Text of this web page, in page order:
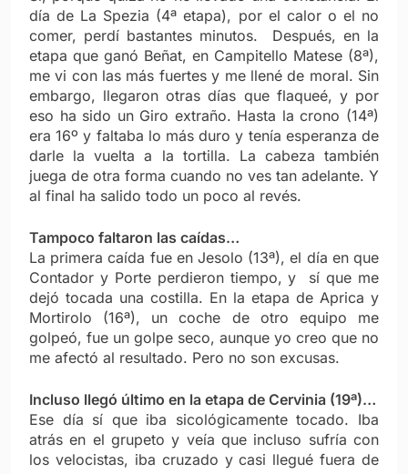
día de La Spezia (4ª etapa), por el calor o el no
comer, perdí bastantes minutos. Después, en la
etapa que ganó Beñat, en Campitello Matese (8ª),
me vi con las más fuertes y me llené de moral. Sin
embargo, llegaron otras días que flaqueé, y por
eso ha sido un Giro extraño. Hasta la crono (14ª)
era 16º y faltaba lo más duro y tenía esperanza de
darle la vuelta a la tortilla. La cabeza también
juega de otra forma cuando no ves tan adelante. Y
al final ha salido todo un poco al revés.
Tampoco faltaron las caídas…
La primera caída fue en Jesolo (13ª), el día en que
Contador y Porte perdieron tiempo, y sí que me
dejó tocada una costilla. En la etapa de Aprica y
Mortirolo (16ª), un coche de otro equipo me
golpeó, fue un golpe seco, aunque yo creo que no
me afectó al resultado. Pero no son excusas.
Incluso llegó último en la etapa de Cervinia (19ª)…
Ese día sí que iba sicológicamente tocado. Iba
atrás en el grupeto y veía que incluso sufría con
los velocistas, iba cruzado y casi llegué fuera de